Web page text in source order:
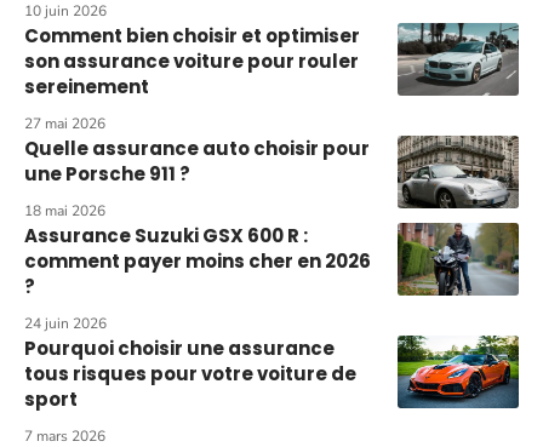
10 juin 2026
Comment bien choisir et optimiser
son assurance voiture pour rouler
sereinement
27 mai 2026
Quelle assurance auto choisir pour
une Porsche 911 ?
18 mai 2026
Assurance Suzuki GSX 600 R :
comment payer moins cher en 2026
?
24 juin 2026
Pourquoi choisir une assurance
tous risques pour votre voiture de
sport
7 mars 2026